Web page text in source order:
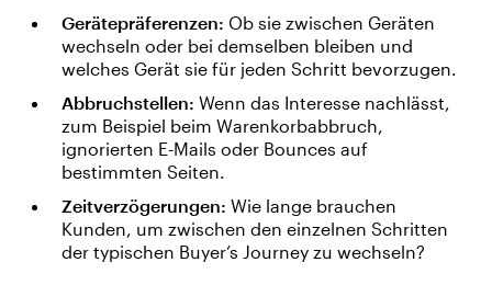
Gerätepräferenzen: Ob sie zwischen Geräten
wechseln oder bei demselben bleiben und
welches Gerät sie für jeden Schritt bevorzugen.
Abbruchstellen: Wenn das Interesse nachlässt,
zum Beispiel beim Warenkorbabbruch,
ignorierten E-Mails oder Bounces auf
bestimmten Seiten.
Zeitverzögerungen: Wie lange brauchen
Kunden, um zwischen den einzelnen Schritten
der typischen Buyer’s Journey zu wechseln?